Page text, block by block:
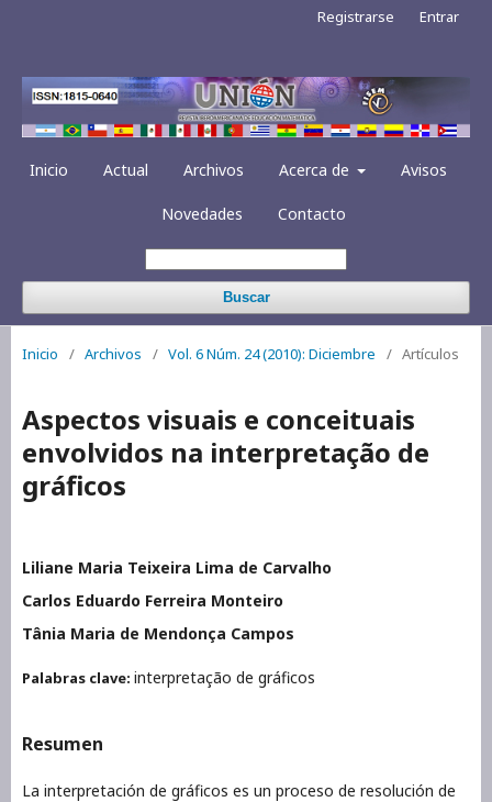
Inicio Actual Archivos Acerca de Avisos
Novedades Contacto
Buscar
Registrarse Entrar
Inicio / Archivos / Vol. 6 Núm. 24 (2010): Diciembre / Artículos
Aspectos visuais e conceituais
envolvidos na interpretação de
gráficos
Liliane Maria Teixeira Lima de Carvalho
Carlos Eduardo Ferreira Monteiro
Tânia Maria de Mendonça Campos
Palabras clave: interpretação de gráficos
Resumen
La interpretación de gráficos es un proceso de resolución de